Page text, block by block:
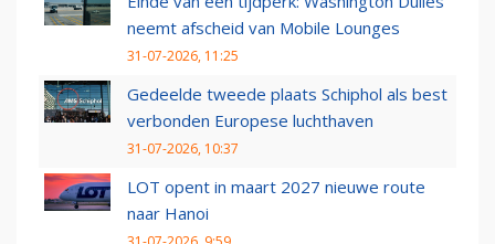
neemt afscheid van Mobile Lounges
31-07-2026, 11:25
Gedeelde tweede plaats Schiphol als best
verbonden Europese luchthaven
31-07-2026, 10:37
LOT opent in maart 2027 nieuwe route
naar Hanoi